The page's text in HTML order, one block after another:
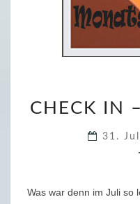
CHECK IN
31.
Was war denn im Juli so